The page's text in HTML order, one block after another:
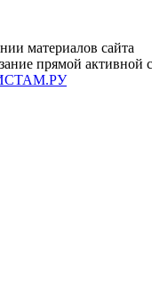
материалов сайта
прямой активной